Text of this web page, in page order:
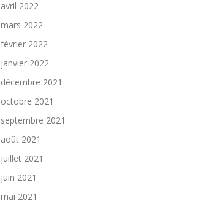
avril 2022
mars 2022
février 2022
janvier 2022
décembre 2021
octobre 2021
septembre 2021
août 2021
juillet 2021
juin 2021
mai 2021